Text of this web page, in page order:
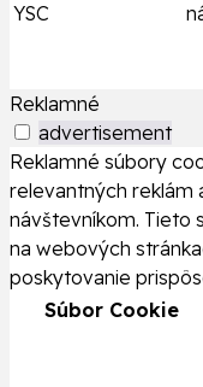
YSC
Reklamné
advertisement
Reklamné súbory
relevantných reklám
návštevníkom. Tieto
na webových
poskytovanie
Súbor Cookie